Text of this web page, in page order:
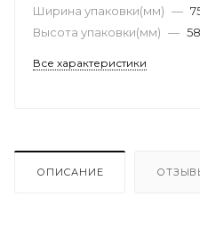
Ширина упаковки(мм) —
Высота упаковки(мм) —
Все характеристики
ОПИСАНИЕ